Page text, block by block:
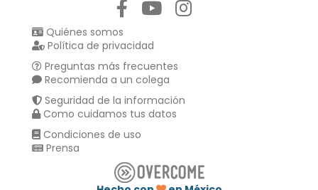
Quiénes somos
Política de privacidad
Preguntas más frecuentes
Recomienda a un colega
Seguridad de la información
Como cuidamos tus datos
Condiciones de uso
Prensa